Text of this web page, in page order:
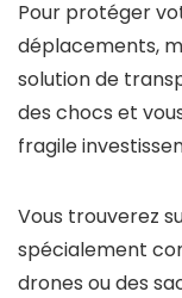
Pour protéger
déplacements,
solution de
des chocs et
fragile
Vous trouverez
spécialement
drones ou des